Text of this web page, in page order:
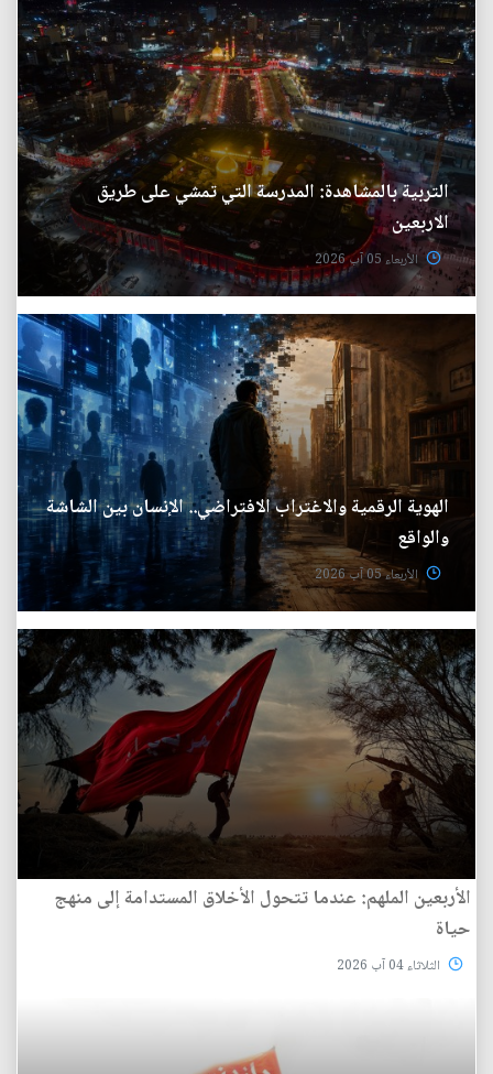
التربية بالمشاهدة: المدرسة التي تمشي على طريق
الاربعين
الأربعاء 05 آب 2026
الهوية الرقمية والاغتراب الافتراضي.. الإنسان بين الشاشة
والواقع
الأربعاء 05 آب 2026
الأربعين الملهم: عندما تتحول الأخلاق المستدامة إلى منهج
حياة
الثلاثاء 04 آب 2026